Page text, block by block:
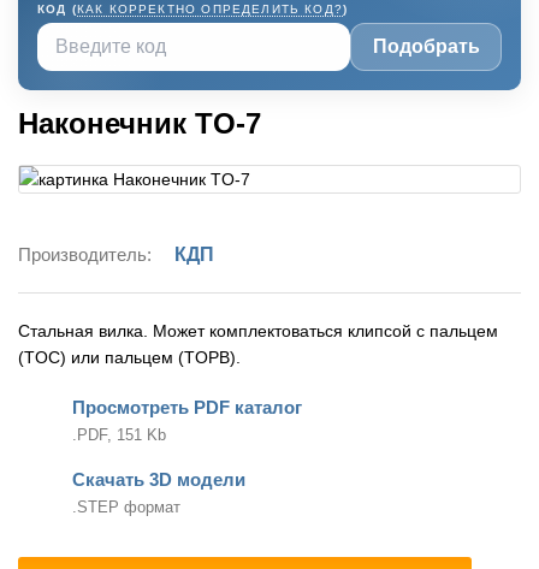
КОД (КАК КОРРЕКТНО ОПРЕДЕЛИТЬ КОД?)
Подобрать
Наконечник TO-7
Производитель: КДП
Cтальная вилка. Может комплектоваться клипсой с пальцем
(TOC) или пальцем (TOPB).
Просмотреть PDF каталог
.PDF, 151 Kb
Скачать 3D модели
.STEP формат